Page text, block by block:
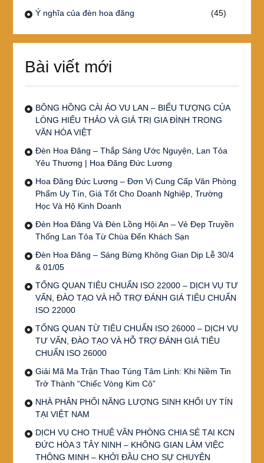
Ý nghĩa của đèn hoa đăng
(45)
Bài viết mới
BÔNG HỒNG CÀI ÁO VU LAN – BIỂU TƯỢNG CỦA
LÒNG HIẾU THẢO VÀ GIÁ TRỊ GIA ĐÌNH TRONG
VĂN HÓA VIỆT
Đèn Hoa Đăng – Thắp Sáng Ước Nguyện, Lan Tỏa
Yêu Thương | Hoa Đăng Đức Lương
Hoa Đăng Đức Lương – Đơn Vị Cung Cấp Văn Phòng
Phẩm Uy Tín, Giá Tốt Cho Doanh Nghiệp, Trường
Học Và Hộ Kinh Doanh
Đèn Hoa Đăng Và Đèn Lồng Hội An – Vẻ Đẹp Truyền
Thống Lan Tỏa Từ Chùa Đến Khách Sạn
Đèn Hoa Đăng – Sáng Bừng Không Gian Dịp Lễ 30/4
& 01/05
TỔNG QUAN TIÊU CHUẨN ISO 22000 – DỊCH VỤ TƯ
VẤN, ĐÀO TẠO VÀ HỖ TRỢ ĐÁNH GIÁ TIÊU CHUẨN
ISO 22000
TỔNG QUAN TỪ TIÊU CHUẨN ISO 26000 – DỊCH VỤ
TƯ VẤN, ĐÀO TẠO VÀ HỖ TRỢ ĐÁNH GIÁ TIÊU
CHUẨN ISO 26000
Giải Mã Ma Trận Thao Túng Tâm Linh: Khi Niềm Tin
Trở Thành “Chiếc Vòng Kim Cô”
NHÀ PHÂN PHỐI NĂNG LƯỢNG SINH KHỐI UY TÍN
TẠI VIỆT NAM
DỊCH VỤ CHO THUÊ VĂN PHÒNG CHIA SẺ TẠI KCN
ĐỨC HÒA 3 TÂY NINH – KHÔNG GIAN LÀM VIỆC
THÔNG MINH – KHỞI ĐẦU CHO SỰ CHUYÊN